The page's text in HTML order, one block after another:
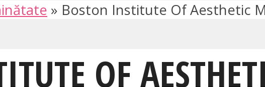
» Boston Institute Of Aesthetic
OF